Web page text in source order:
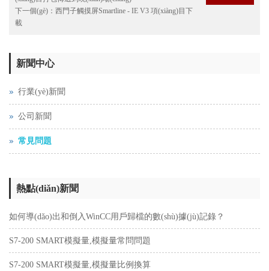
下一個(gè)： 西門子觸摸屏Smartline - IE V3 項(xiàng)目下
載
新聞中心
行業(yè)新聞
公司新聞
常見問題
熱點(diǎn)新聞
如何導(dǎo)出和倒入WinCC用戶歸檔的數(shù)據(jù)記錄？
S7-200 SMART模擬量,模擬量常問問題
S7-200 SMART模擬量,模擬量比例換算